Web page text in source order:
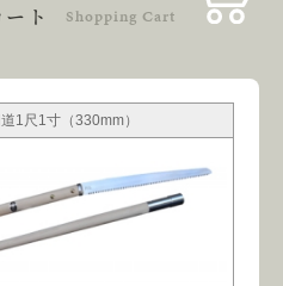
ト Shopping Cart
1尺1寸（330mm）